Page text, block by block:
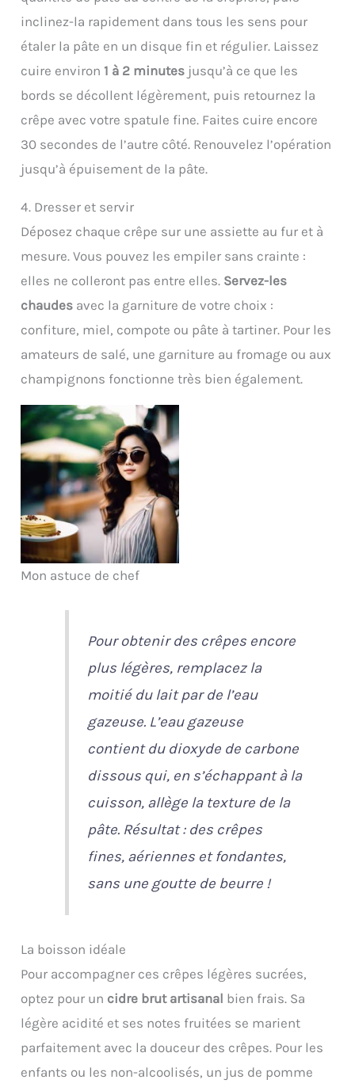
inclinez-la rapidement dans tous les sens pour
étaler la pâte en un disque fin et régulier. Laissez
cuire environ1 à 2 minutes jusqu’à ce que les
bords se décollent légèrement, puis retournez la
crêpe avec votre spatule fine. Faites cuire encore
30 secondes de l’autre côté. Renouvelez l’opération
jusqu’à épuisement de la pâte.
4. Dresser et servir
Déposez chaque crêpe sur une assiette au fur et à
mesure. Vous pouvez les empiler sans crainte :
elles ne colleront pas entre elles. Servez-les
chaudes avec la garniture de votre choix :
confiture, miel, compote ou pâte à tartiner. Pour les
amateurs de salé, une garniture au fromage ou aux
champignons fonctionne très bien également.
Mon astuce de chef
Pour obtenir des crêpes encore
plus légères, remplacez la
moitié du lait par de l’eau
gazeuse. L’eau gazeuse
contient du dioxyde de carbone
dissous qui, en s’échappant à la
cuisson, allège la texture de la
pâte.Résultat : des crêpes
fines, aériennes et fondantes,
sans une goutte de beurre !
La boisson idéale
Pour accompagner ces crêpes légères sucrées,
optez pour un cidre brut artisanal bien frais. Sa
légère acidité et ses notes fruitées se marient
parfaitement avec la douceur des crêpes. Pour les
enfants ou les non-alcoolisés, un jus de pomme